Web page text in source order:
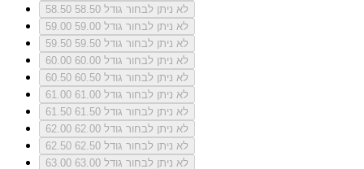
58.50
לא ניתן לבחור גודל 58.50
59.00
לא ניתן לבחור גודל 59.00
59.50
לא ניתן לבחור גודל 59.50
60.00
לא ניתן לבחור גודל 60.00
60.50
לא ניתן לבחור גודל 60.50
61.00
לא ניתן לבחור גודל 61.00
61.50
לא ניתן לבחור גודל 61.50
62.00
לא ניתן לבחור גודל 62.00
62.50
לא ניתן לבחור גודל 62.50
63.00
לא ניתן לבחור גודל 63.00